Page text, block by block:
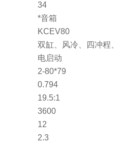
34
*音箱
KCEV80
双缸、风冷、四冲程
电启动
2-80*79
0.794
19.5:1
3600
12
2.3